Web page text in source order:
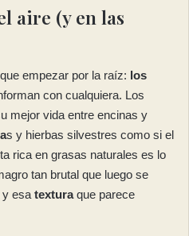
aire (y en las
empezar por la raíz: los
con cualquiera. Los
mejor vida entre encinas y
s y hierbas silvestres como si el
rica en grasas naturales es lo
tan brutal que luego se
y esa texturaque parece